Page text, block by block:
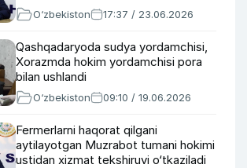
O‘zbekiston 17:37 / 23.06.2026
Qashqadaryoda sudya yordamchisi,
Xorazmda hokim yordamchisi pora
bilan ushlandi
O‘zbekiston 09:10 / 19.06.2026
Fermerlarni haqorat qilgani
aytilayotgan Muzrabot tumani hokimi
ustidan xizmat tekshiruvi o‘tkaziladi